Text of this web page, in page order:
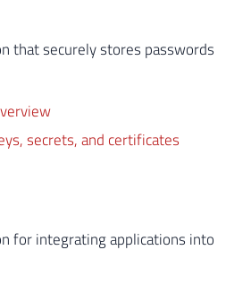
that securely stores passwords
secrets, and certificates
for integrating applications into